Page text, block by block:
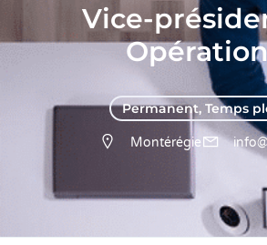
Vice-
Permanent, Temps
Montérégie